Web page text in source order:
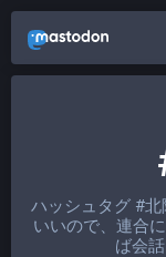
ハッシュタグ #北
いいので、連合
ば会